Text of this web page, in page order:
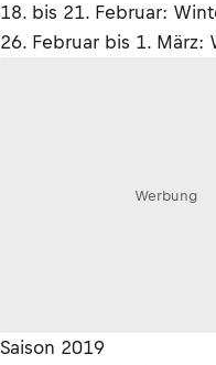
18. bis 21. Februar:
26. Februar bis 1. März:
Werbung
Saison 2019